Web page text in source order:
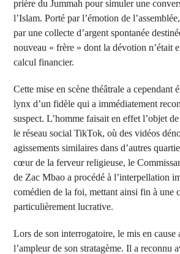
prière du Jummah pour simuler une
l’Islam. Porté par l’émotion de
par une collecte d’argent spontanée
nouveau « frère » dont la dévotion n’était
calcul financier.
Cette mise en scène théâtrale a cependant
lynx d’un fidèle qui a immédiatement
suspect. L’homme faisait en effet l’objet
le réseau social TikTok, où des vidéos
agissements similaires dans d’autres
cœur de la ferveur religieuse, le
de Zac Mbao a procédé à l’interpellation
comédien de la foi, mettant ainsi fin à une
particulièrement lucrative.
Lors de son interrogatoire, le mis en cause
l’ampleur de son stratagème. Il a reconnu